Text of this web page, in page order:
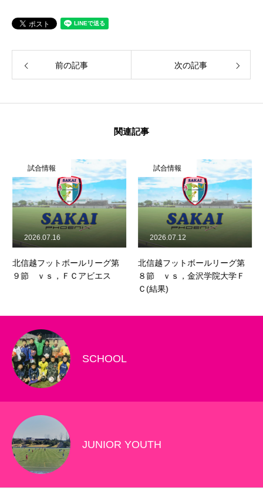
前の記事 次の記事
関連記事
試合情報
北信越フットボールリーグ第
９節 ｖｓ，ＦＣアビエス
2026.07.16
試合情報
北信越フットボールリーグ第
８節 ｖｓ，金沢学院大学Ｆ
Ｃ(結果)
2026.07.12
SCHOOL
JUNIOR YOUTH